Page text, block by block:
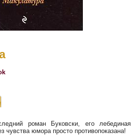
роман Буковски, его лебединая
чувства юмора просто противопоказана!